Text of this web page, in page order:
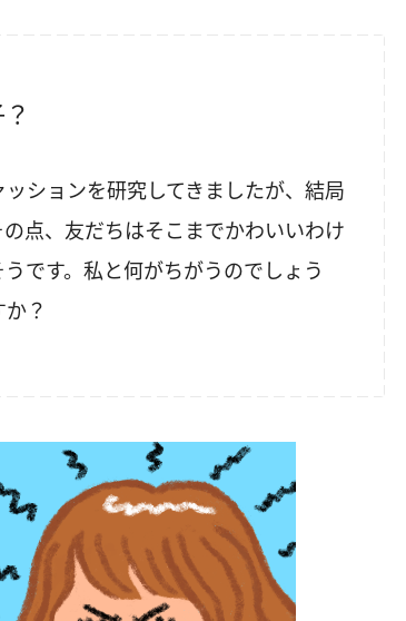
ションを研究してきましたが、結局
点、友だちはそこまでかわいいわけ
です。私と何がちがうのでしょう
？